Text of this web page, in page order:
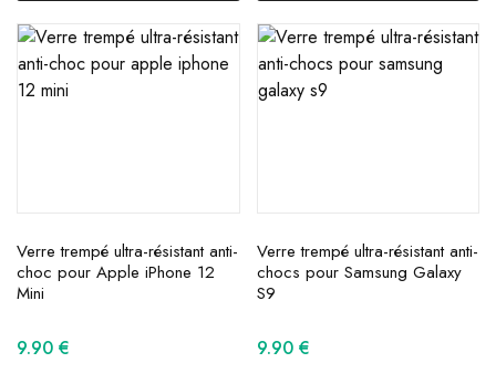
Verre trempé ultra-résistant anti-
choc pour Apple iPhone 12
Mini
9.90 €
Verre trempé ultra-résistant anti-
chocs pour Samsung Galaxy
S9
9.90 €